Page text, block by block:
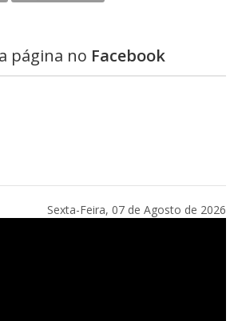
página no Facebook
Sexta-Feira, 07 de Agosto de 2026